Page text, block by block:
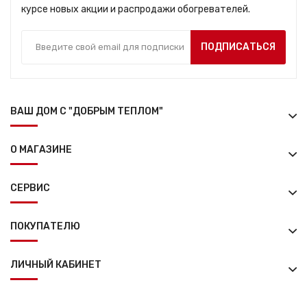
курсе новых акции и распродажи обогревателей.
ПОДПИСАТЬСЯ
ВАШ ДОМ С "ДОБРЫМ ТЕПЛОМ"
О МАГАЗИНЕ
СЕРВИС
ПОКУПАТЕЛЮ
ЛИЧНЫЙ КАБИНЕТ